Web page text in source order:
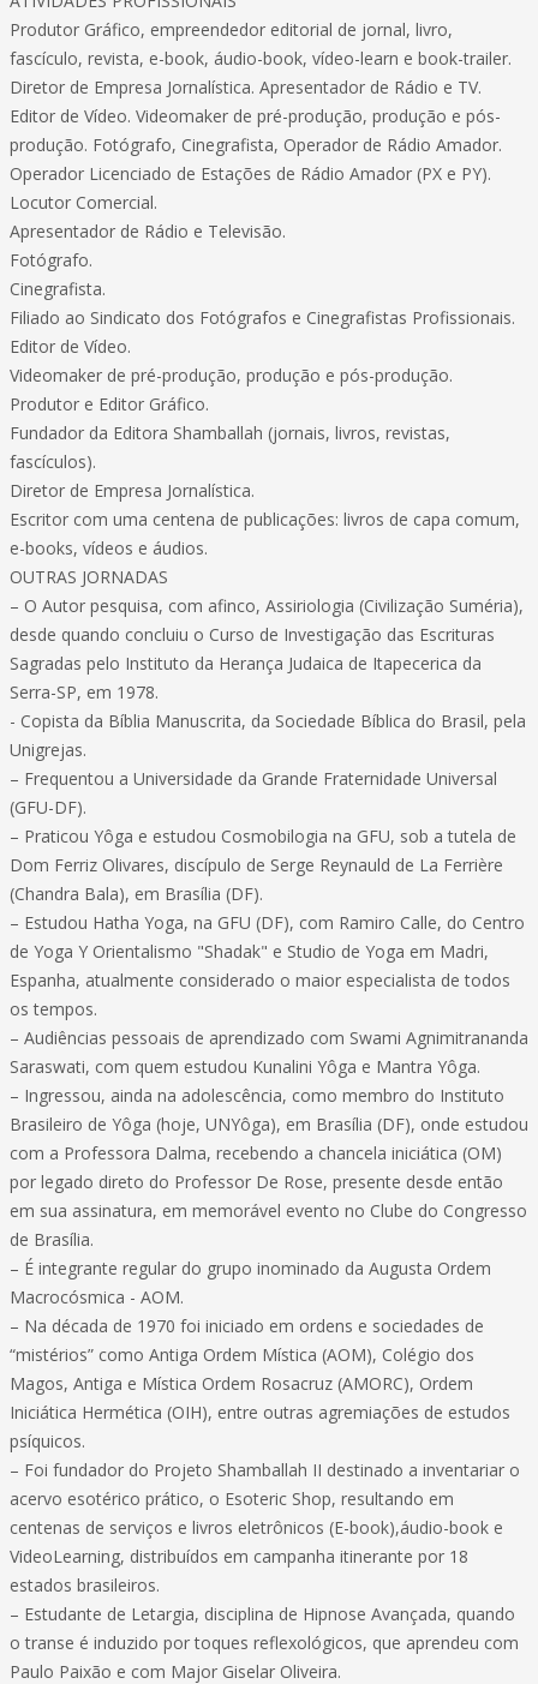
Produtor Gráfico, empreendedor editorial de jornal, livro,
fascículo, revista, e-book, áudio-book, vídeo-learn e book-trailer.
Diretor de Empresa Jornalística. Apresentador de Rádio e TV.
Editor de Vídeo. Videomaker de pré-produção, produção e pós-
produção. Fotógrafo, Cinegrafista, Operador de Rádio Amador.
Operador Licenciado de Estações de Rádio Amador (PX e PY).
Locutor Comercial.
Apresentador de Rádio e Televisão.
Fotógrafo.
Cinegrafista.
Filiado ao Sindicato dos Fotógrafos e Cinegrafistas Profissionais.
Editor de Vídeo.
Videomaker de pré-produção, produção e pós-produção.
Produtor e Editor Gráfico.
Fundador da Editora Shamballah (jornais, livros, revistas,
fascículos).
Diretor de Empresa Jornalística.
Escritor com uma centena de publicações: livros de capa comum,
e-books, vídeos e áudios.
OUTRAS JORNADAS
– O Autor pesquisa, com afinco, Assiriologia (Civilização Suméria),
desde quando concluiu o Curso de Investigação das Escrituras
Sagradas pelo Instituto da Herança Judaica de Itapecerica da
Serra-SP, em 1978.
- Copista da Bíblia Manuscrita, da Sociedade Bíblica do Brasil, pela
Unigrejas.
– Frequentou a Universidade da Grande Fraternidade Universal
(GFU-DF).
– Praticou Yôga e estudou Cosmobilogia na GFU, sob a tutela de
Dom Ferriz Olivares, discípulo de Serge Reynauld de La Ferrière
(Chandra Bala), em Brasília (DF).
– Estudou Hatha Yoga, na GFU (DF), com Ramiro Calle, do Centro
de Yoga Y Orientalismo "Shadak" e Studio de Yoga em Madri,
Espanha, atualmente considerado o maior especialista de todos
os tempos.
– Audiências pessoais de aprendizado com Swami Agnimitrananda
Saraswati, com quem estudou Kunalini Yôga e Mantra Yôga.
– Ingressou, ainda na adolescência, como membro do Instituto
Brasileiro de Yôga (hoje, UNYôga), em Brasília (DF), onde estudou
com a Professora Dalma, recebendo a chancela iniciática (OM)
por legado direto do Professor De Rose, presente desde então
em sua assinatura, em memorável evento no Clube do Congresso
de Brasília.
– É integrante regular do grupo inominado da Augusta Ordem
Macrocósmica - AOM.
– Na década de 1970 foi iniciado em ordens e sociedades de
“mistérios” como Antiga Ordem Mística (AOM), Colégio dos
Magos, Antiga e Mística Ordem Rosacruz (AMORC), Ordem
Iniciática Hermética (OIH), entre outras agremiações de estudos
psíquicos.
– Foi fundador do Projeto Shamballah II destinado a inventariar o
acervo esotérico prático, o Esoteric Shop, resultando em
centenas de serviços e livros eletrônicos (E-book),áudio-book e
VideoLearning, distribuídos em campanha itinerante por 18
estados brasileiros.
– Estudante de Letargia, disciplina de Hipnose Avançada, quando
o transe é induzido por toques reflexológicos, que aprendeu com
Paulo Paixão e com Major Giselar Oliveira.